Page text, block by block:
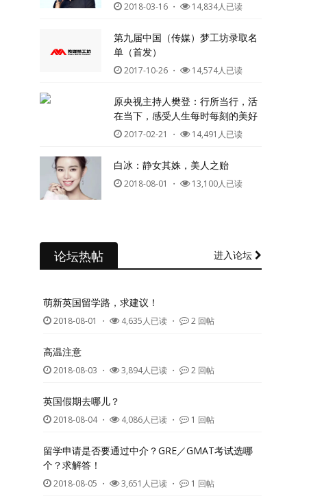
2018-03-16 ・ 14,834人已读
第九届中国（传媒）梦工坊录取名
单（首发）
2017-10-26 ・ 14,574人已读
原央视主持人樊登：行所当行，活
在当下，感受人生每时每刻的美好
2017-02-21 ・ 14,491人已读
白冰：静女其姝，美人之贻
2018-08-01 ・ 13,100人已读
论坛热帖 进入论坛
萌新英国留学路，求建议！
2018-08-01 ・ 4,635人已读 ・ 2 回帖
高温注意
2018-08-03 ・ 3,894人已读 ・ 2 回帖
英国假期去哪儿？
2018-08-04・ 4,086人已读 ・ 1 回帖
留学申请是否要通过中介？GRE／GMAT考试选哪
个？求解答！
2018-08-05 ・ 3,651人已读 ・ 1 回帖